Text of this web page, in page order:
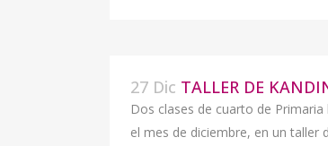
27 Dic TALLER DE
Dos clases de cuarto de
el mes de diciembre, en un taller